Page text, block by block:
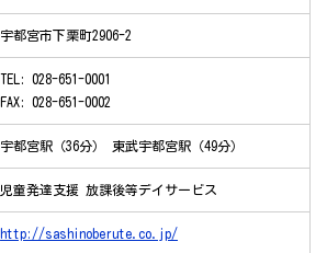
宇都宮市下栗町2906-2
TEL: 028-651-0001
FAX: 028-651-0002
宇都宮駅（36分） 東武宇都宮駅（49分）
児童発達支援 放課後等デイサービス
http://sashinoberute.co.jp/